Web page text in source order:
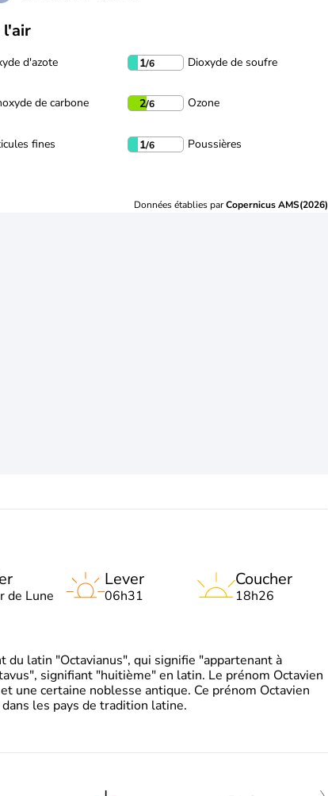
l'air
d'azote 1/6 Dioxyde de soufre
de carbone 2/6 Ozone
fines 1/6 Poussières
Données établies parCopernicus AMS(2026)
de Lune
Lever
06h31
Coucher
18h26
du latin "Octavianus", qui signifie "appartenant à
signifiant "huitième" en latin. Le prénom Octavien
une certaine noblesse antique. Ce prénom Octavien
les pays de tradition latine.